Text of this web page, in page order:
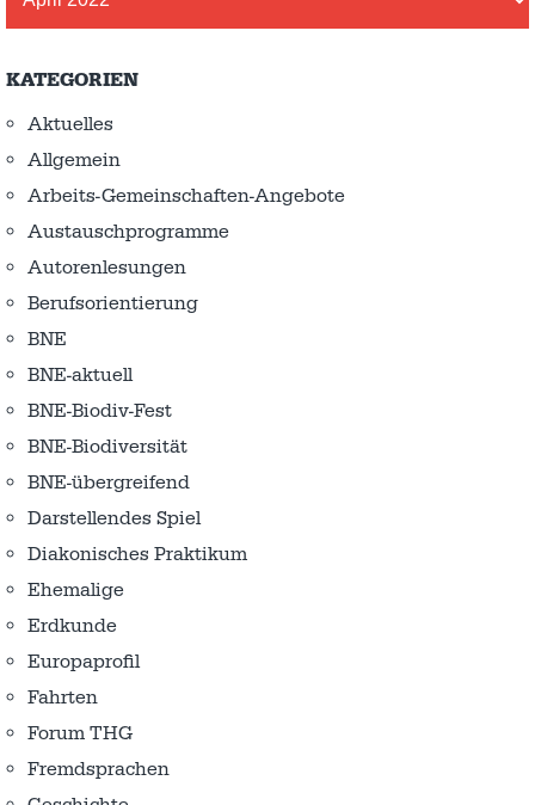
KATEGORIEN
Aktuelles
Allgemein
Arbeits-Gemeinschaften-Angebote
Austausch­programme
Autorenlesungen
Berufsorientierung
BNE
BNE-aktuell
BNE-Biodiv-Fest
BNE-Biodiversität
BNE-übergreifend
Darstellendes Spiel
Diakonisches Praktikum
Ehemalige
Erdkunde
Europaprofil
Fahrten
Forum THG
Fremdsprachen